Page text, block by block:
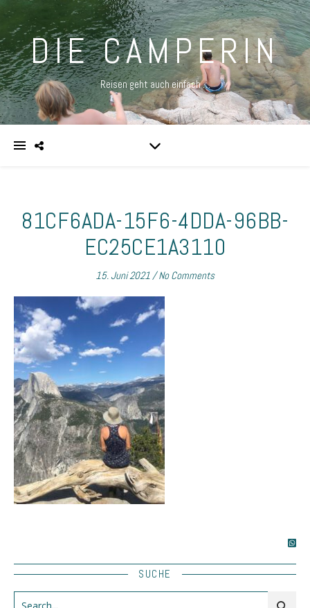
DIE CAMPERIN
Reisen geht auch einfach …
81CF6ADA-15F6-4DDA-96BB-
EC25CE1A3110
15. Juni 2021/ No Comments
SUCHE